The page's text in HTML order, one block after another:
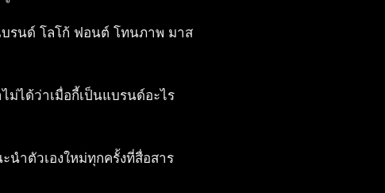
บรนด์ โลโก้ ฟอนต์ โทนภาพ มาส
ได้ว่าเมื่อกี้เป็นแบรนด์อะไร
นำตัวเองใหม่ทุกครั้งที่สื่อสาร